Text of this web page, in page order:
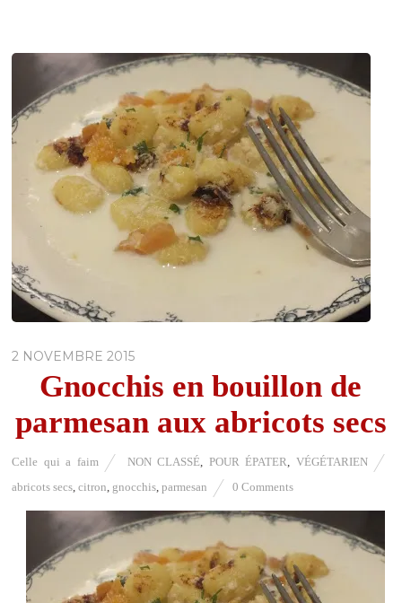
2 NOVEMBRE 2015
Gnocchis en bouillon de
parmesan aux abricots secs
Celle qui a faim NON CLASSÉ, POUR ÉPATER, VÉGÉTARIEN
abricots secs,citron, gnocchis,parmesan 0 Comments